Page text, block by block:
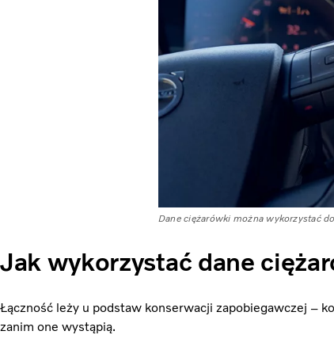
Dane ciężarówki można wykorzystać
Jak wykorzystać dane
Łączność leży u podstaw konserwacji zapobiegawczej –
zanim one wystąpią.